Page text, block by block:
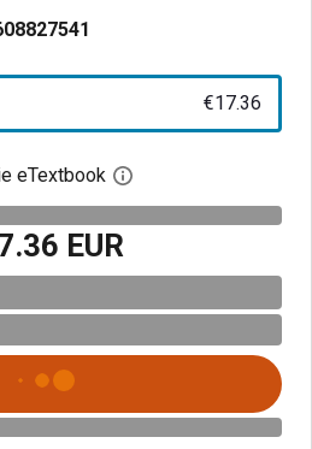
€17.36
eTextbook Open het
EUR